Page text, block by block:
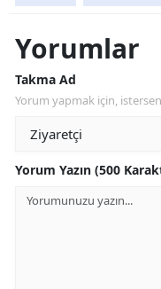
Yorumlar
Takma Ad
Yorum yapmak için,
Yorum Yazın (500